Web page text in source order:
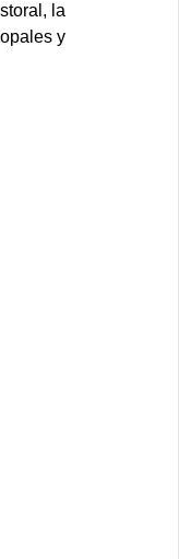
la
y